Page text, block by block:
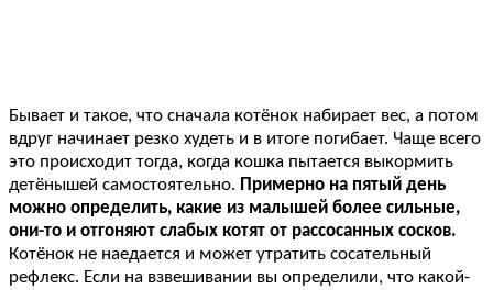
Бывает и такое, что сначала котёнок набирает вес, а потом
вдруг начинает резко худеть и в итоге погибает. Чаще всего
это происходит тогда, когда кошка пытается выкормить
детёнышей самостоятельно. Примерно на пятый день
можно определить, какие из малышей более сильные,
они-то и отгоняют слабых котят от рассосанных сосков.
Котёнок не наедается и может утратить сосательный
рефлекс. Если на взвешивании вы определили, что какой-